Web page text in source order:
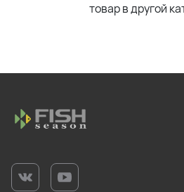
товар в другой